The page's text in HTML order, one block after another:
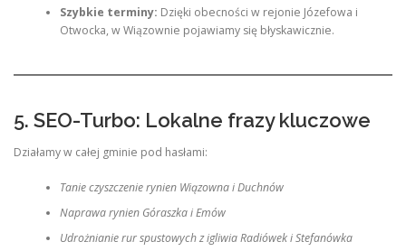
Szybkie terminy: Dzięki obecności w rejonie Józefowa i
Otwocka, w Wiązownie pojawiamy się błyskawicznie.
5. SEO-Turbo: Lokalne frazy kluczowe
Działamy w całej gminie pod hasłami:
Tanie czyszczenie rynien Wiązowna i Duchnów
Naprawa rynien Góraszka i Emów
Udrożnianie rur spustowych z igliwia Radiówek i Stefanówka